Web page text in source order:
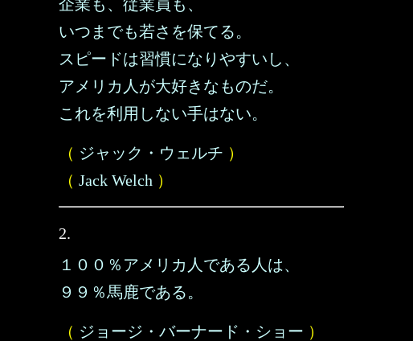
企業も、従業員も、
いつまでも若さを保てる。
スピードは習慣になりやすいし、
アメリカ人が大好きなものだ。
これを利用しない手はない。
（ ジャック・ウェルチ ）
（ Jack Welch ）
2.
１００％アメリカ人である人は、
９９％馬鹿である。
（ ジョージ・バーナード・ショー ）